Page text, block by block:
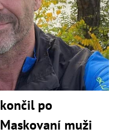
po
muži